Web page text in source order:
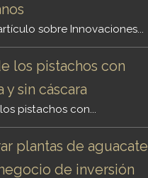
sobre Innovaciones...
los pistachos con
y sin cáscara
pistachos con...
plantas de aguacate
de inversión